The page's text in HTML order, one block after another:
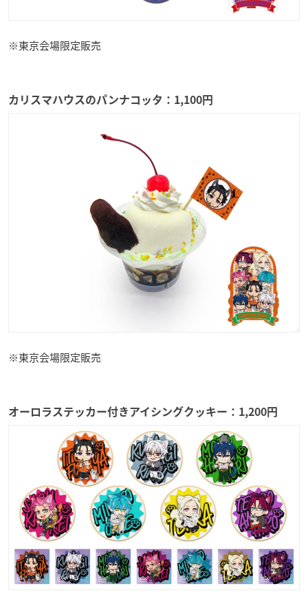
※東京会場限定販売
カリスマハウスのパンナコッタ：1,100円
※東京会場限定販売
オーロラステッカー付きアイシングクッキー：1,200円